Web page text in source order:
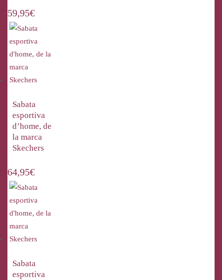
59,95€
Sabata
esportiva
d’home, de
la marca
Skechers
64,95€
Sabata
esportiva